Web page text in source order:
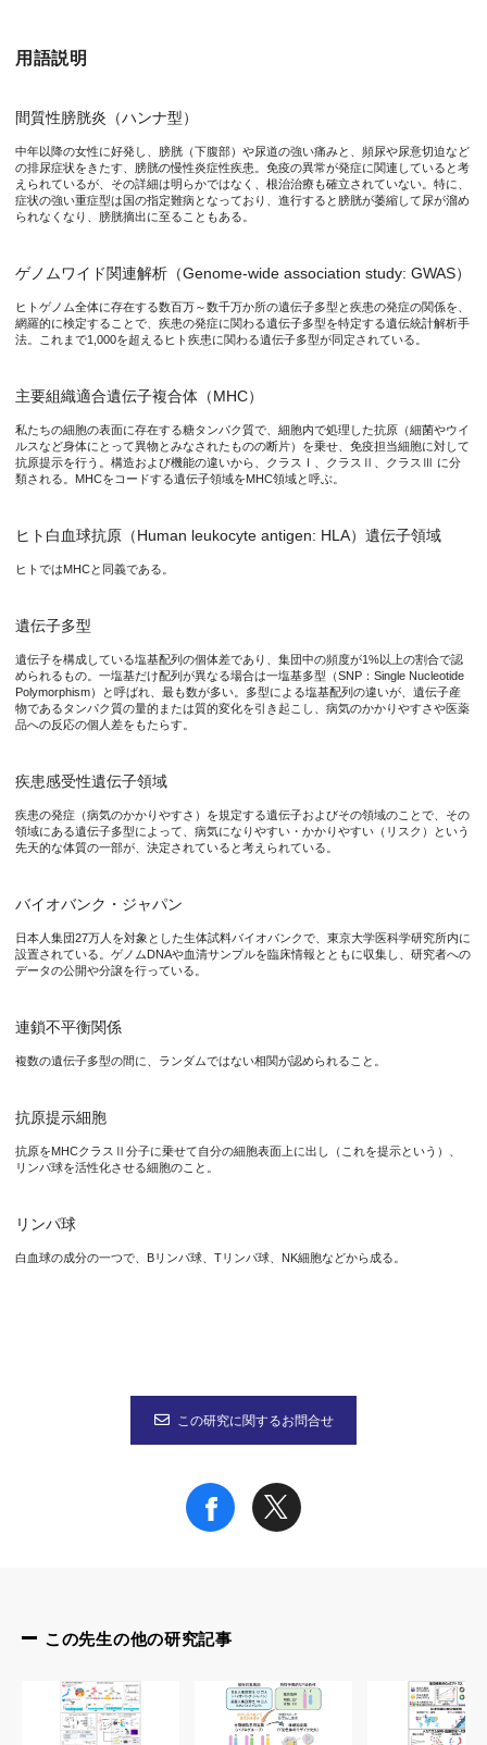
用語説明
間質性膀胱炎（ハンナ型）
中年以降の女性に好発し、膀胱（下腹部）や尿道の強い痛みと、頻尿や尿意切迫など
の排尿症状をきたす、膀胱の慢性炎症性疾患。免疫の異常が発症に関連していると考
えられているが、その詳細は明らかではなく、根治治療も確立されていない。特に、
症状の強い重症型は国の指定難病となっており、進行すると膀胱が萎縮して尿が溜め
られなくなり、膀胱摘出に至ることもある。
ゲノムワイド関連解析（Genome-wide association study: GWAS）
ヒトゲノム全体に存在する数百万～数千万か所の遺伝子多型と疾患の発症の関係を、
網羅的に検定することで、疾患の発症に関わる遺伝子多型を特定する遺伝統計解析手
法。これまで1,000を超えるヒト疾患に関わる遺伝子多型が同定されている。
主要組織適合遺伝子複合体（MHC）
私たちの細胞の表面に存在する糖タンパク質で、細胞内で処理した抗原（細菌やウイ
ルスなど身体にとって異物とみなされたものの断片）を乗せ、免疫担当細胞に対して
抗原提示を行う。構造および機能の違いから、クラスⅠ、クラスⅡ、クラスⅢ に分
類される。MHCをコードする遺伝子領域をMHC領域と呼ぶ。
ヒト白血球抗原（Human leukocyte antigen: HLA）遺伝子領域
ヒトではMHCと同義である。
遺伝子多型
遺伝子を構成している塩基配列の個体差であり、集団中の頻度が1%以上の割合で認
められるもの。一塩基だけ配列が異なる場合は一塩基多型（SNP：Single Nucleotide
Polymorphism）と呼ばれ、最も数が多い。多型による塩基配列の違いが、遺伝子産
物であるタンパク質の量的または質的変化を引き起こし、病気のかかりやすさや医薬
品への反応の個人差をもたらす。
疾患感受性遺伝子領域
疾患の発症（病気のかかりやすさ）を規定する遺伝子およびその領域のことで、その
領域にある遺伝子多型によって、病気になりやすい・かかりやすい（リスク）という
先天的な体質の一部が、決定されていると考えられている。
バイオバンク・ジャパン
日本人集団27万人を対象とした生体試料バイオバンクで、東京大学医科学研究所内に
設置されている。ゲノムDNAや血清サンプルを臨床情報とともに収集し、研究者への
データの公開や分譲を行っている。
連鎖不平衡関係
複数の遺伝子多型の間に、ランダムではない相関が認められること。
抗原提示細胞
抗原をMHCクラスⅡ分子に乗せて自分の細胞表面上に出し（これを提示という）、
リンパ球を活性化させる細胞のこと。
リンパ球
白血球の成分の一つで、Bリンパ球、Tリンパ球、NK細胞などから成る。
この研究に関するお問合せ
この先生の他の研究記事